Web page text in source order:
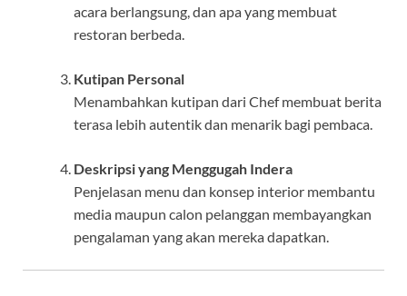
acara berlangsung, dan apa yang membuat
restoran berbeda.
Kutipan Personal
Menambahkan kutipan dari Chef membuat berita
terasa lebih autentik dan menarik bagi pembaca.
Deskripsi yang Menggugah Indera
Penjelasan menu dan konsep interior membantu
media maupun calon pelanggan membayangkan
pengalaman yang akan mereka dapatkan.